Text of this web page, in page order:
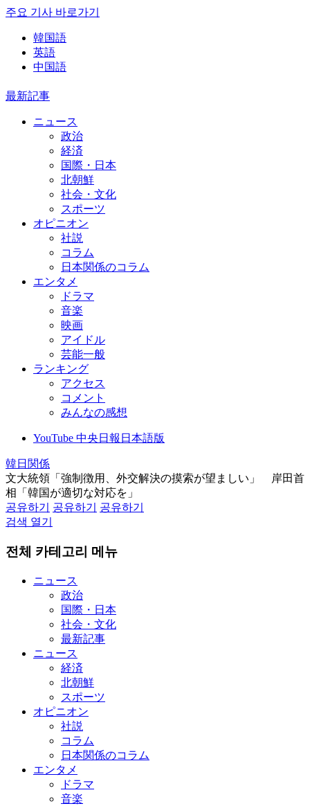
주요 기사 바로가기
韓国語
英語
中国語
最新記事
ニュース
政治
経済
国際・日本
北朝鮮
社会・文化
スポーツ
オピニオン
社説
コラム
日本関係のコラム
エンタメ
ドラマ
音楽
映画
アイドル
芸能一般
ランキング
アクセス
コメント
みんなの感想
YouTube 中央日報日本語版
韓日関係
文大統領「強制徴用、外交解決の摸索が望ましい」 岸田首
相「韓国が適切な対応を」
공유하기
공유하기
공유하기
검색 열기
전체 카테고리 메뉴
ニュース
政治
国際・日本
社会・文化
最新記事
ニュース
経済
北朝鮮
スポーツ
オピニオン
社説
コラム
日本関係のコラム
エンタメ
ドラマ
音楽